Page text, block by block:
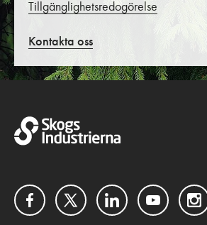
Tillgänglighetsredogörelse
Kontakta oss
FacebookTwitterLinkedInYouTube